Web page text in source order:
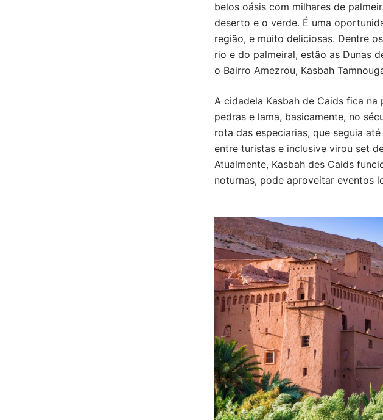
belos oásis com milhares de
deserto e o verde. É uma
região, e muito deliciosas. Dentre
rio e do palmeiral, estão as Dunas
o Bairro Amezrou, Kasbah
A cidadela Kasbah de Caids fica
pedras e lama, basicamente, no
rota das especiarias, que seguia
entre turistas e inclusive virou set
Atualmente, Kasbah des Caids
noturnas, pode aproveitar eventos